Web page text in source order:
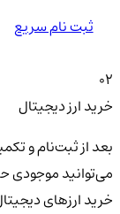
ثبت نام سریع
02
خرید ارز دیجیتال
بعد از ثبت‌نام و
می‌توانید موجودی
خرید ارزهای